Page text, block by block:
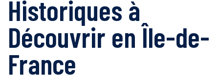
Historiques à
Découvrir en Île-de-
France